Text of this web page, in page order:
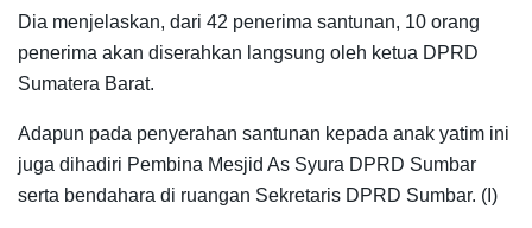
Dia menjelaskan, dari 42 penerima santunan, 10 orang
penerima akan diserahkan langsung oleh ketua DPRD
Sumatera Barat.
Adapun pada penyerahan santunan kepada anak yatim ini
juga dihadiri Pembina Mesjid As Syura DPRD Sumbar
serta bendahara di ruangan Sekretaris DPRD Sumbar. (I)